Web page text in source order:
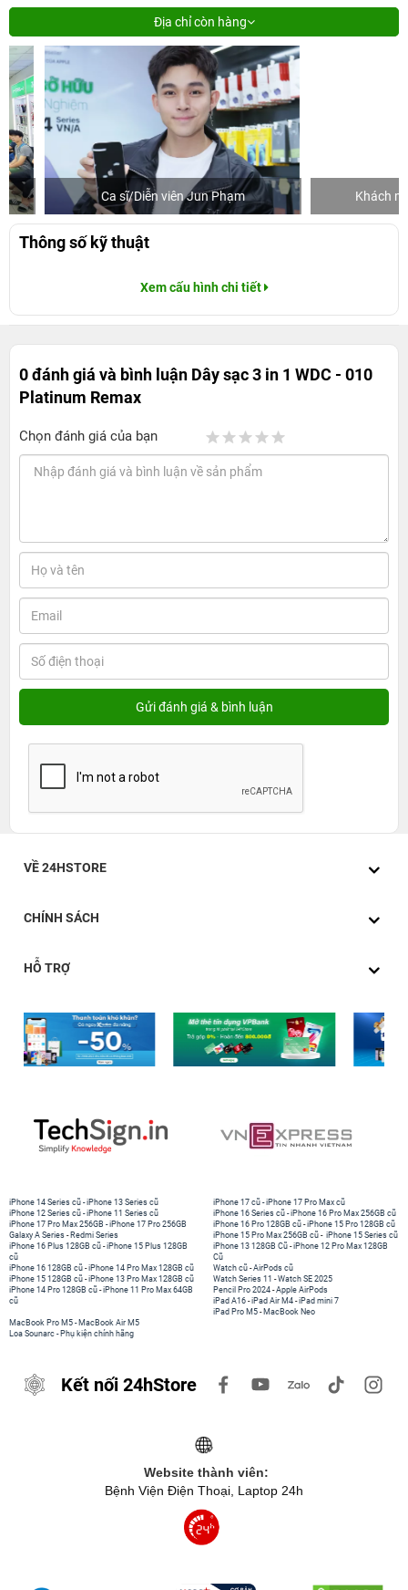
Địa chỉ còn hàng
Ca sĩ/Diễn viên Jun Phạm Khách mua
Thông số kỹ thuật
Xem cấu hình chi tiết
0 đánh giá và bình luận Dây sạc 3 in 1 WDC - 010
Platinum Remax
Chọn đánh giá của bạn
VỀ 24HSTORE
CHÍNH SÁCH
HỖ TRỢ
iPhone 14 Series cũ -iPhone 13 Series cũ
iPhone 12 Series cũ -iPhone 11 Series cũ
iPhone 17 Pro Max 256GB -iPhone 17 Pro 256GB
Galaxy A Series - Redmi Series
iPhone 17 cũ -iPhone 17 Pro Max cũ
iPhone 16 Series cũ - iPhone 16 Pro Max 256GB cũ
iPhone 16 Pro 128GB cũ -iPhone 15 Pro 128GB cũ
iPhone 15 Pro Max 256GB cũ - iPhone 15 Series cũ
iPhone 16 Plus 128GB cũ -iPhone 15 Plus 128GB
cũ
iPhone 16 128GB cũ -iPhone 14 Pro Max 128GB cũ
iPhone 15 128GB cũ -iPhone 13 Pro Max 128GB cũ
iPhone 14 Pro 128GB cũ -iPhone 11 Pro Max 64GB
cũ
iPhone 13 128GB Cũ -iPhone 12 Pro Max 128GB
Cũ
Watch cũ -AirPods cũ
Watch Series 11 -Watch SE 2025
Pencil Pro 2024 -Apple AirPods
iPad A16 -iPad Air M4 -iPad mini 7
iPad Pro M5 - MacBook Neo
MacBook Pro M5 - MacBook Air M5
Loa Sounarc - Phụ kiện chính hãng
Kết nối 24hStore
Website thành viên:
Bệnh Viện Điện Thoại, Laptop 24h